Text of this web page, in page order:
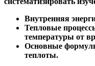
Внутренняя
Тепловые
температуры от
Основные
теплоты.